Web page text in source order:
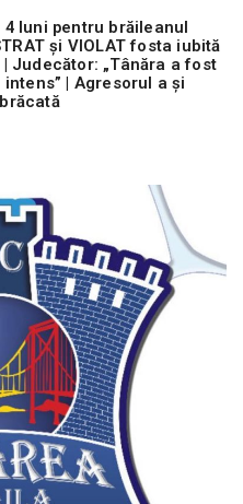
4 luni pentru brăileanul
și VIOLAT fosta iubită
Judecător: „Tânăra a fost
| Agresorul a și